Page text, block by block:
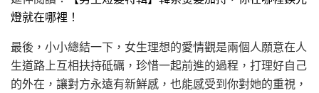
燈就在哪裡！
最後，小小總結一下，女生理想的愛情觀是兩個人願意在人
生道路上互相扶持砥礪，珍惜一起前進的過程，打理好自己
的外在，讓對方永遠有新鮮感，也能感受到你對她的重視，